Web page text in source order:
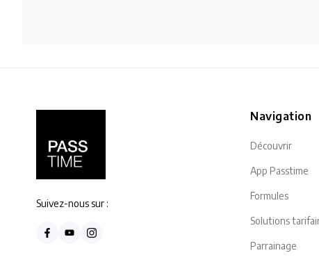
Suivez-nous sur :
Navigation
Découvrir
App Passtime
Formules
Solutions
Parrainage